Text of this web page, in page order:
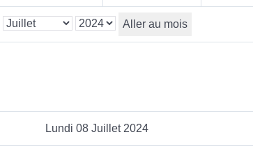
Aller au mois
Lundi 08 Juillet 2024